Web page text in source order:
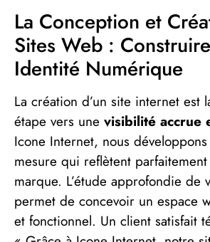
La Conception et
Sites Web :
Identité Numérique
La création d’un site internet est
étape vers une visibilité accrue
Icone Internet, nous
mesure qui reflètent
marque. L’étude approfondie de
permet de concevoir un espace
et fonctionnel. Un client satisfait